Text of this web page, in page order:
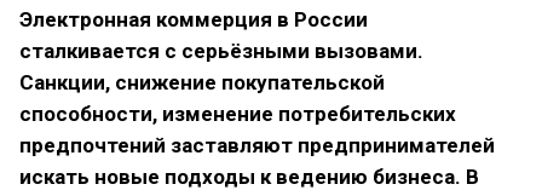
Электронная коммерция в России
сталкивается с серьёзными вызовами.
Санкции, снижение покупательской
способности, изменение потребительских
предпочтений заставляют предпринимателей
искать новые подходы к ведению бизнеса. В